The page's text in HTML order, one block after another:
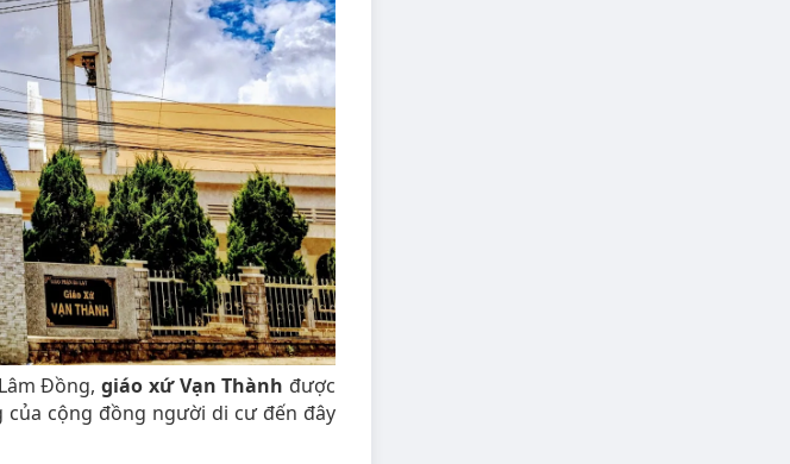
Đồng, giáo xứ Vạn Thành được
cộng đồng người di cư đến đây